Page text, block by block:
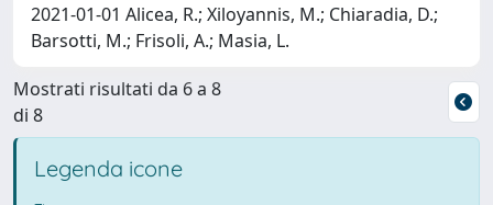
2021-01-01 Alicea, R.; Xiloyannis, M.; Chiaradia, D.;
Barsotti, M.; Frisoli, A.; Masia, L.
Mostrati risultati da 6 a 8
di 8
Legenda icone